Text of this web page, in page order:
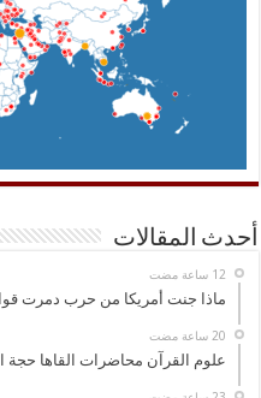
أحدث المقالات
ماذا جنت أمريكا من حرب دمرت
علوم القرآن محاضرات القاها حجة